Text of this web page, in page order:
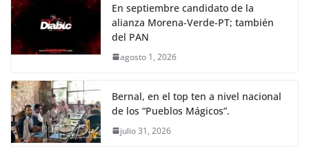
En septiembre candidato de la
alianza Morena-Verde-PT; también
del PAN
agosto 1, 2026
Bernal, en el top ten a nivel nacional
de los “Pueblos Mágicos”.
julio 31, 2026